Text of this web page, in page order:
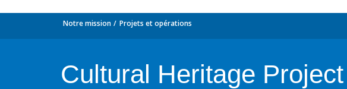
Notre mission Projets et opérations
Cultural Heritage Project